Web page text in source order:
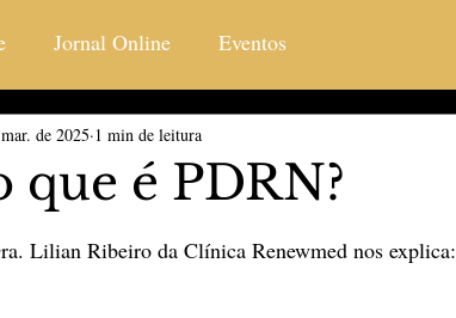
Jornal Online Eventos
Social & Estilos Saúde & Bem Estar
que é PDRN?
de 2025 1 min de leitura
5 estrelas.
Lilian Ribeiro da Clínica Renewmed nos explica: